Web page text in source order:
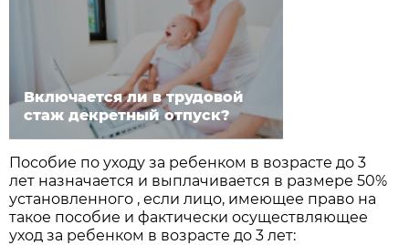
Включается ли в трудовой
стаж декретный отпуск?
Пособие по уходу за ребенком в возрасте до 3
лет назначается и выплачивается в размере 50%
установленного , если лицо, имеющее право на
такое пособие и фактически осуществляющее
уход за ребенком в возрасте до 3 лет: